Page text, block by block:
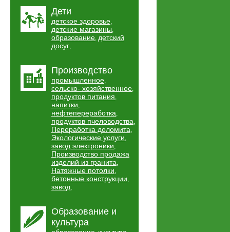
Дети
детское здоровье,
детские магазины,
образование, детский
досуг,
Производство
промышленное,
сельско- хозяйственное,
продуктов питания,
напитки,
нефтепереработка,
продуктов пчеловодства,
Переработка доломита,
Экологические услуги,
завод электроники,
Производство продажа
изделий из гранита,
Натяжные потолки,
бетонные конструкции,
завод,
Образование и
культура